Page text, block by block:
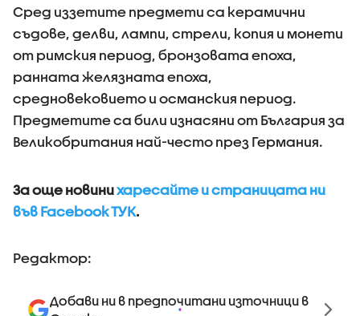
Сред иззетите предмети са керамични
съдове, делви, лампи, стрели, копия и монети
от римския период, бронзовата епоха,
ранната желязната епоха,
средновековието и османския период.
Предметите са били изнасяни от България за
Великобритания най-често през Германия.
За още новинихаресайте и страницата ни
във Facebook ТУК.
Редактор:
Добави ни в предпочитани източници в